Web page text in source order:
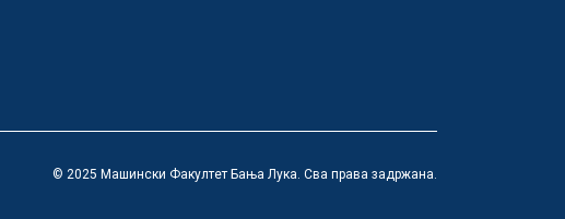
© 2025 Машински Факултет Бања Лука. Сва права задржана.